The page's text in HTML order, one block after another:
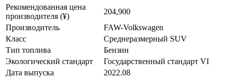
Рекомендованная цена
производителя (¥)
204,900
Производитель
FAW-Volkswagen
Класс
Среднеразмерный SUV
Тип топлива
Бензин
Экологический стандарт
Государственный стандарт VI
Дата выпуска
2022.08